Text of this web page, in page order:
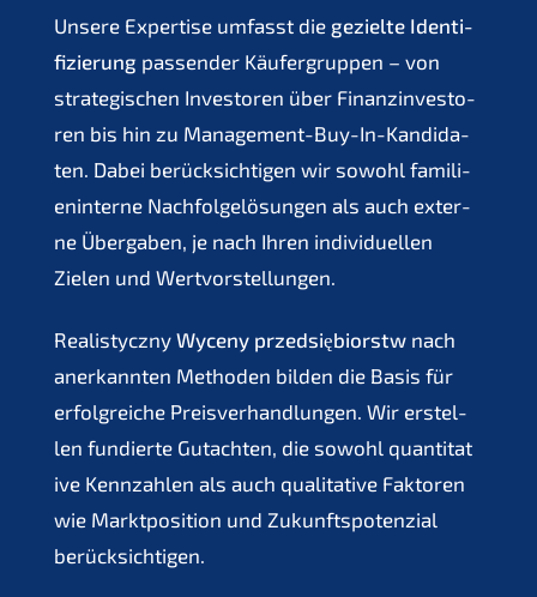
Unsere Exper­ti­se umfasst die geziel­te Identi­
fi­zie­rung passen­der Käufer­grup­pen – von
strate­gi­schen Inves­to­ren über Finanz­in­ves­to­
ren bis hin zu Manage­ment-Buy-In-Kandi­da­
ten. Dabei berück­sich­ti­gen wir sowohl famili­
en­in­ter­ne Nachfol­ge­lö­sun­gen als auch exter­
ne Überga­ben, je nach Ihren indivi­du­el­len
Zielen und Wertvorstellungen.
Realis­ty­cz­ny Wyceny przedsię­bi­orstw nach
anerkann­ten Metho­den bilden die Basis für
erfolg­rei­che Preis­ver­hand­lun­gen. Wir erstel­
len fundier­te Gutach­ten, die sowohl quanti­ta­t
i­ve Kennzah­len als auch quali­ta­ti­ve Fakto­ren
wie Markt­po­si­ti­on und Zukunfts­po­ten­zi­al
berücksichtigen.